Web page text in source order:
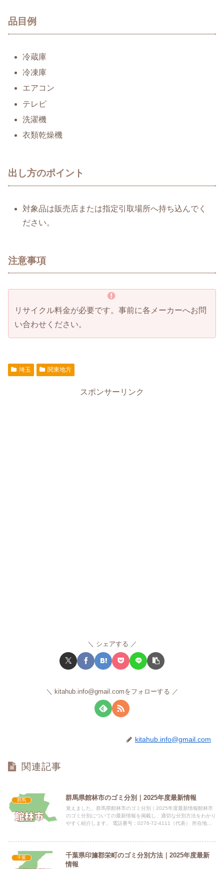
品目例
冷蔵庫
冷凍庫
エアコン
テレビ
洗濯機
衣類乾燥機
出し方のポイント
対象品は販売店または指定引取場所へ持ち込んでく
ださい。
注意事項
リサイクル料金が必要です。事前に各メーカーへお問
い合わせください。
埼玉 関東地方
スポンサーリンク
シェアする
kitahub.info@gmail.comをフォローする
kitahub.info@gmail.com
関連記事
群馬 群馬県館林市のゴミ分別｜2025年度最新情報
覚えました。群馬県館林市のゴミ分別｜2025年度最新情報館林市
のゴミ分別についての最新情報を掲載し、適切な分別方法をわかり
やすく紹介します。 電話番号：0276-72-4111（代表） 所在地：
千葉
千葉県印旛郡栄町のゴミ分別方法｜2025年度最新
情報